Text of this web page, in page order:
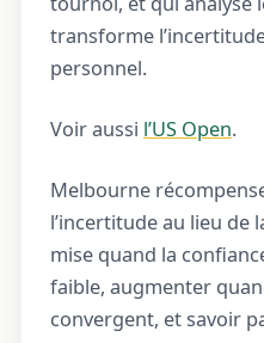
transforme
personnel.
Voir aussi l’US Open.
Melbourne
l’incertitude au lieu de
mise quand la
faible, augmenter
convergent, et savoir